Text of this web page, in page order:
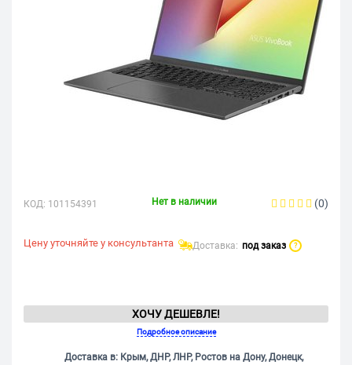
КОД: 101154391 Нет в наличии (0)
Цену уточняйте у консультанта Доставка: под заказ ?
ХОЧУ ДЕШЕВЛЕ!
Подробное описание
Доставка в: Крым, ДНР, ЛНР, Ростов на Дону, Донецк,